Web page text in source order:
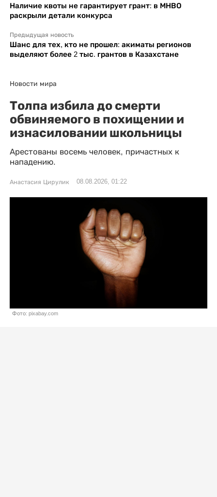
Наличие квоты не гарантирует грант: в МНВО
раскрыли детали конкурса
Предыдущая новость
Шанс для тех, кто не прошел: акиматы регионов
выделяют более 2 тыс. грантов в Казахстане
Новости мира
Толпа избила до смерти
обвиняемого в похищении и
изнасиловании школьницы
Арестованы восемь человек, причастных к
нападению.
Анастасия Цирулик 08.08.2026, 01:22
Фото: pixabay.com